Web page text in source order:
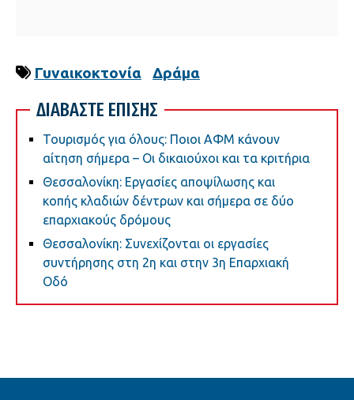
Γυναικοκτονία Δράμα
ΔΙΑΒΑΣΤΕ ΕΠΙΣΗΣ
Τουρισμός για όλους: Ποιοι ΑΦΜ κάνουν
αίτηση σήμερα – Οι δικαιούχοι και τα κριτήρια
Θεσσαλονίκη: Εργασίες αποψίλωσης και
κοπής κλαδιών δέντρων και σήμερα σε δύο
επαρχιακούς δρόμους
Θεσσαλονίκη: Συνεχίζονται οι εργασίες
συντήρησης στη 2η και στην 3η Επαρχιακή
Οδό